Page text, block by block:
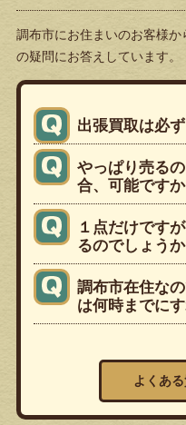
調布市にお住まいのお客様か
の疑問にお答えしています。
出張買取は必
やっぱり売る
合、可能ですか
１点だけです
るのでしょうか
調布市在住な
は何時までに
よくあ